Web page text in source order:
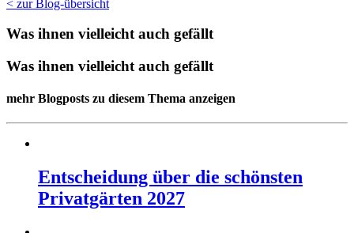
< zur Blog-übersicht
Was ihnen vielleicht auch gefällt
Was ihnen vielleicht auch gefällt
mehr Blogposts zu diesem Thema anzeigen
Entscheidung über die schönsten
Privatgärten 2027